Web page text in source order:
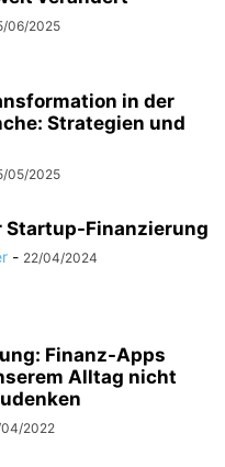
06/2025
in der
Strategien und
05/2025
Startup-Finanzierung
- 22/04/2024
Finanz-Apps
Alltag nicht
2022